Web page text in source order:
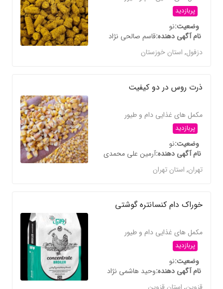
پربازدید
وضعیتنو
نام آگهی دهندهقاسم صالحی نژاد
دزفول,استان خوزستان
ذرت روس در دو کیفیت
مکمل های غذایی دام و طیور
پربازدید
وضعیتنو
نام آگهی دهندهآرمین علی محمدی
تهران,استان تهران
خوراک دام کنسانتره گوشتی
مکمل های غذایی دام و طیور
پربازدید
وضعیتنو
نام آگهی دهندهوحید هاشمی نژاد